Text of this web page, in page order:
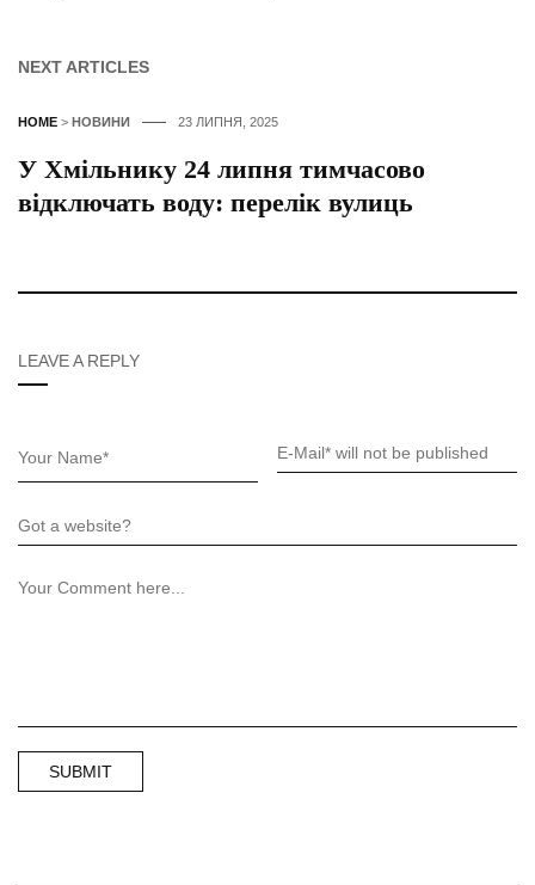
NEXT ARTICLES
HOME > НОВИНИ 23 ЛИПНЯ, 2025
У Хмільнику 24 липня тимчасово
відключать воду: перелік вулиць
LEAVE A REPLY